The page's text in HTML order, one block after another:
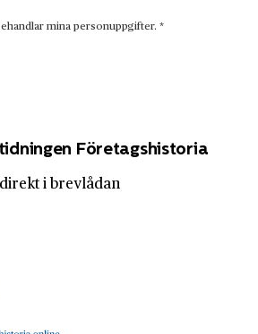
Företagshistoria
i brevlådan